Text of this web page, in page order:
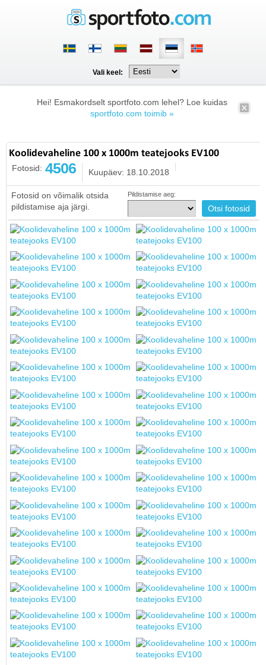
Vali keel:
Hei! Esmakordselt sportfoto.com lehel? Loe kuidas
sportfoto.com toimib »
Koolidevaheline 100 x 1000m teatejooks EV100
Fotosid: 4506 Kuupäev: 18.10.2018
Fotosid on võimalik otsida
pildistamise aja järgi.
Pildistamise aeg: